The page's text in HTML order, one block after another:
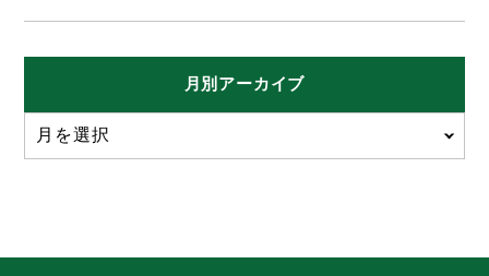
月別アーカイブ
月を選択